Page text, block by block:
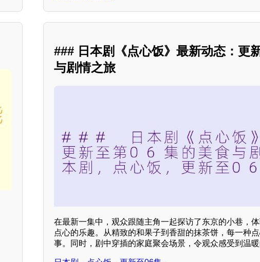
### 日本剧《点心饭》最新动态：更
与剧情之旅
在最新一集中，观众跟随主角一起探访了东京的小巷，
点心的乐趣。从精致的和果子到香甜的抹茶饼，每一种
事。同时，剧中穿插的家庭聚会场景，令观众感受到温暖